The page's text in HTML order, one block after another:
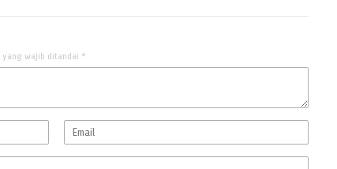
yang wajib ditandai *